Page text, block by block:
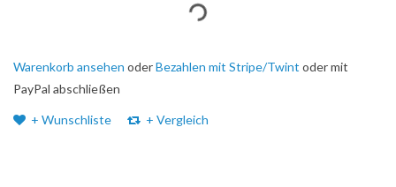
Warenkorb ansehen oderBezahlen mit Stripe/Twint oder mit
PayPal abschließen
+ Wunschliste + Vergleich